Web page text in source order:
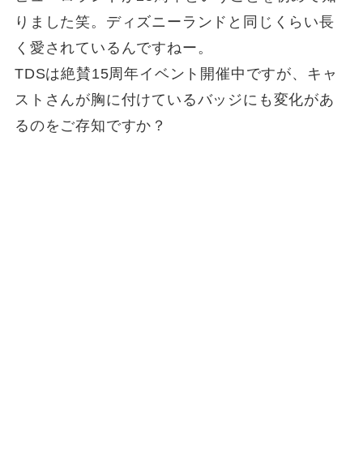
りました笑。ディズニーランドと同じくらい長
く愛されているんですねー。
TDSは絶賛15周年イベント開催中ですが、キャ
ストさんが胸に付けているバッジにも変化があ
るのをご存知ですか？